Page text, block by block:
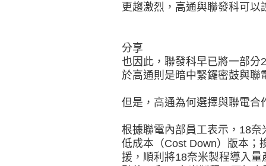
更趨激烈，高通與聯發科可以
分享
也因此，聯發科早已將一部分
於高通則是暗中緊鑼密鼓與聯
但是，高通為何選擇與聯電合
根據聯電內部員工表示，18
低成本（Cost Down）版本；
援，順利將18奈米製程導入